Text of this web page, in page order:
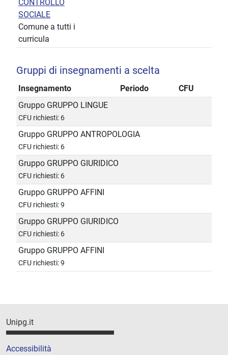
CONTROLLO
SOCIALE
Comune a tutti i
curricula
Gruppi di insegnamenti a scelta
Insegnamento Periodo
CFU
Gruppo GRUPPO LINGUE
CFU richiesti: 6
Gruppo GRUPPO ANTROPOLOGIA
CFU richiesti: 6
Gruppo GRUPPO GIURIDICO
CFU richiesti: 6
Gruppo GRUPPO AFFINI
CFU richiesti: 9
Gruppo GRUPPO GIURIDICO
CFU richiesti: 6
Gruppo GRUPPO AFFINI
CFU richiesti: 9
Unipg.it
Accessibilità